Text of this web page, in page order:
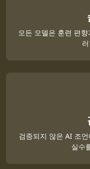
모든 모델은 훈련 편
검증되지 않은 AI 조
실수